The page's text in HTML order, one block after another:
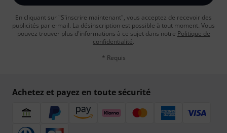
En cliquant sur "S'inscrire maintenant", vous acceptez de recevoir des
publicités par e-mail. La désinscription est possible à tout moment. Vous
pouvez trouver plus d'informations à ce sujet dans notre Politique de
confidentialité.
* Requis
Achetez et payez en toute sécurité